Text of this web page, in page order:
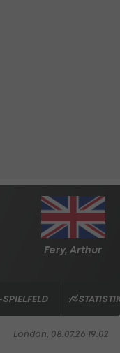
Fery, Arthur
London, 08.07.26 19:02